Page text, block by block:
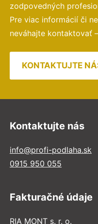
zodpovedných
Pre viac informácií či
neváhajte kontaktovať
KONTAKTUJTE
Kontaktujte nás
info@profi-podlaha.sk
0915 950 055
Fakturačné údaje
RIA MONT s. r. o.